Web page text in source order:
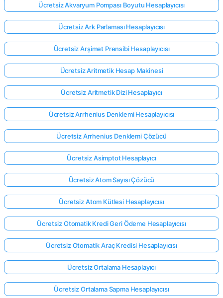
Ücretsiz Akvaryum Pompası Boyutu Hesaplayıcısı
Ücretsiz Ark Parlaması Hesaplayıcısı
Ücretsiz Arşimet Prensibi Hesaplayıcısı
Ücretsiz Aritmetik Hesap Makinesi
Ücretsiz Aritmetik Dizi Hesaplayıcı
Ücretsiz Arrhenius Denklemi Hesaplayıcısı
Ücretsiz Arrhenius Denklemi Çözücü
Ücretsiz Asimptot Hesaplayıcı
Ücretsiz Atom Sayısı Çözücü
Ücretsiz Atom Kütlesi Hesaplayıcısı
Ücretsiz Otomatik Kredi Geri Ödeme Hesaplayıcısı
Ücretsiz Otomatik Araç Kredisi Hesaplayıcısı
Ücretsiz Ortalama Hesaplayıcı
Ücretsiz Ortalama Sapma Hesaplayıcısı